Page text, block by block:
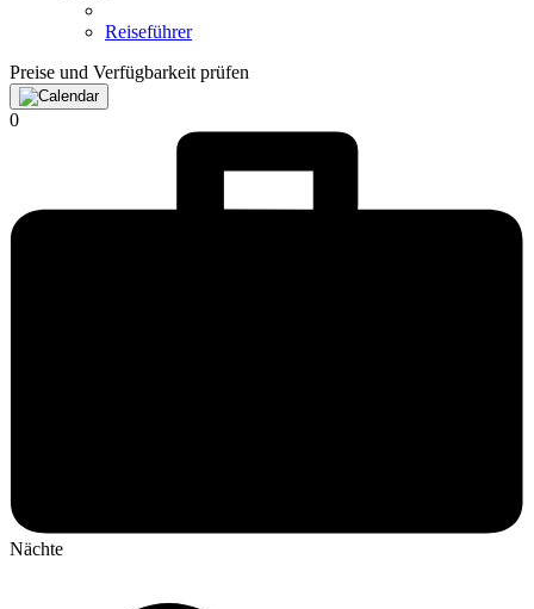
Reiseführer
Preise und Verfügbarkeit prüfen
0
Nächte